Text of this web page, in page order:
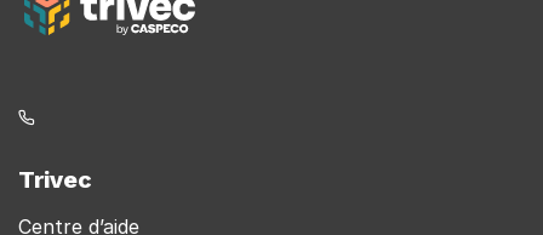
Trivec
Centre d’aide